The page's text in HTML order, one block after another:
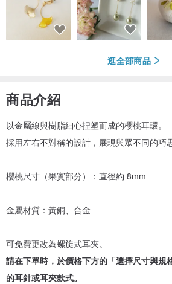
逛全部商品
商品介紹
以金屬線與樹脂細心捏塑而成的櫻桃耳環。
採用左右不對稱的設計，展現與眾不同的巧
櫻桃尺寸（果實部分）：直徑約 8mm
金屬材質：黃銅、合金
可免費更改為螺旋式耳夾。
請在下單時，於價格下方的「選擇尺寸與規
的耳針或耳夾款式。